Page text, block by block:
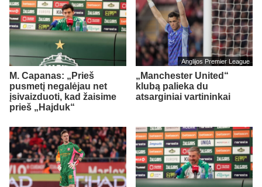
M. Capanas: „Prieš
pusmetį negalėjau net
įsivaizduoti, kad žaisime
prieš „Hajduk“
Anglijos Premier League
„Manchester United“
klubą palieka du
atsarginiai vartininkai